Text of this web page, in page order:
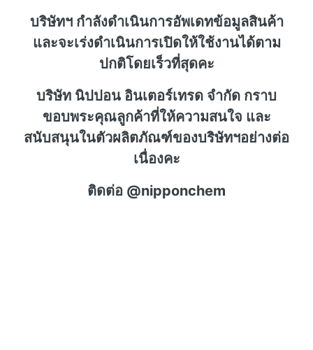
บริษัทฯ กำลังดำเนินการอัพเดทข้อมูลสินค้า
และจะเร่งดำเนินการเปิดให้ใช้งานได้ตาม
ปกติโดยเร็วที่สุดคะ
บริษัท นิปปอน อินเตอร์เทรด จำกัด กราบ
ขอบพระคุณลูกค้าที่ให้ความสนใจ และ
สนับสนุนในตัวผลิตภัณฑ์ของบริษัทฯอย่างต่อ
เนื่องคะ
ติดต่อ @nipponchem